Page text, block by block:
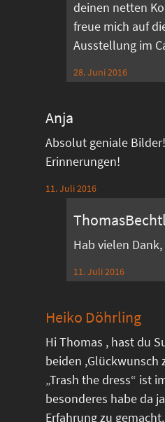
deinen netten
freue mich auf
Ausstellung im
28. Juni 2016
Anja
Absolut geniale
Erinnerungen!
11. Juli 2016
Hab vielen Dank,
11. Juli 2016
Heiko Döhrling
Hi Thomas , hast du
beiden ,Glückwunsch
„Trash the dress“ ist
besonderes habe da
Erfahrung zu gemacht.